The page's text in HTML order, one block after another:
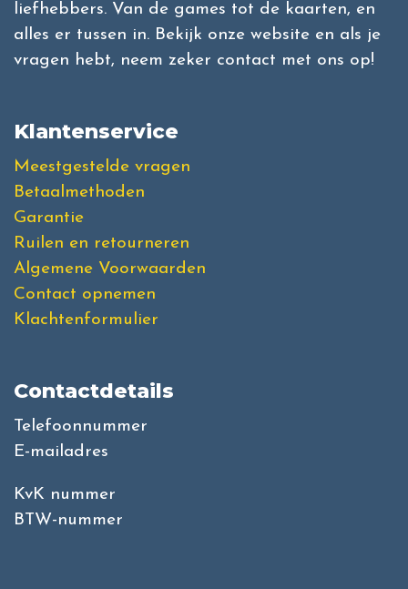
liefhebbers. Van de games tot de kaarten, en
alles er tussen in. Bekijk onze website en als je
vragen hebt, neem zeker contact met ons op!
Klantenservice
Meestgestelde vragen
Betaalmethoden
Garantie
Ruilen en retourneren
Algemene Voorwaarden
Contact opnemen
Klachtenformulier
Contactdetails
Telefoonnummer
E-mailadres
KvK nummer
BTW-nummer